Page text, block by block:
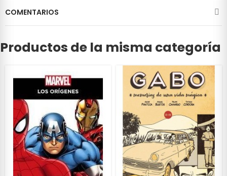
COMENTARIOS
Productos de la misma categoría